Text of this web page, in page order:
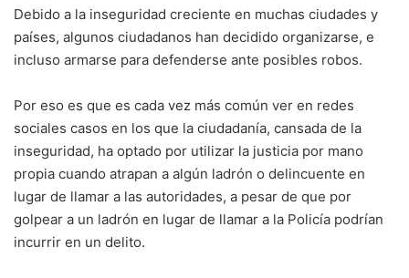
Debido a la inseguridad creciente en muchas ciudades y
países, algunos ciudadanos han decidido organizarse, e
incluso armarse para defenderse ante posibles robos.
Por eso es que es cada vez más común ver en redes
sociales casos en los que la ciudadanía, cansada de la
inseguridad, ha optado por utilizar la justicia por mano
propia cuando atrapan a algún ladrón o delincuente en
lugar de llamar a las autoridades, a pesar de que por
golpear a un ladrón en lugar de llamar a la Policía podrían
incurrir en un delito.